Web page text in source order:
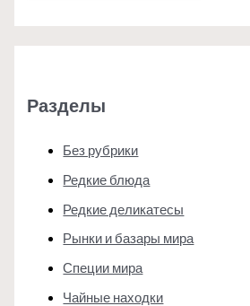
Разделы
Без рубрики
Редкие блюда
Редкие деликатесы
Рынки и базары мира
Специи мира
Чайные находки